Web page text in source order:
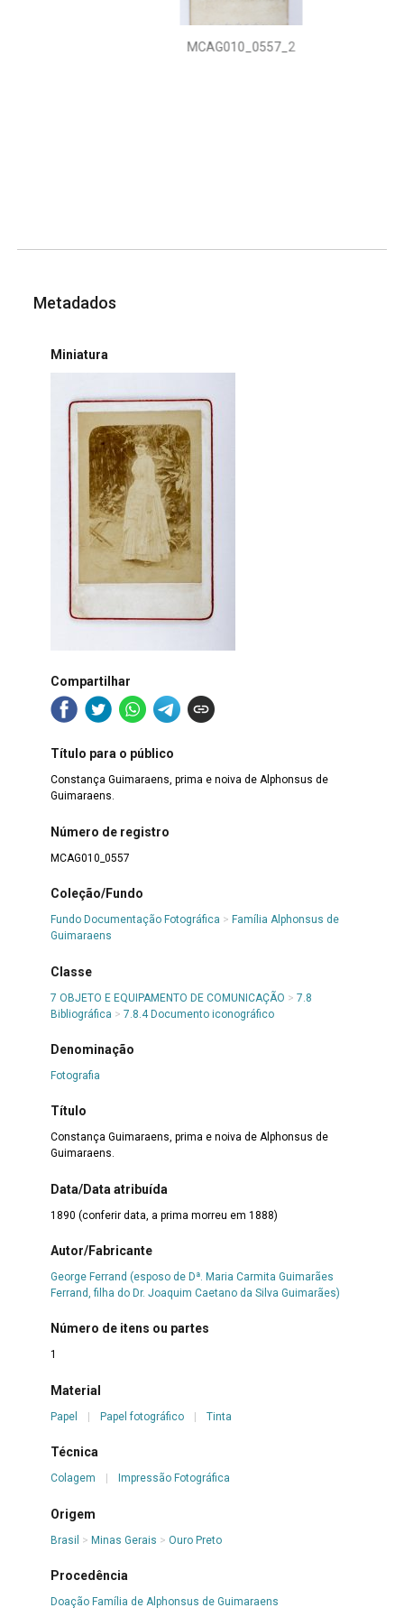
MCAG010_0557_2
Metadados
Miniatura
Compartilhar
Título para o público
Constança Guimaraens, prima e noiva de Alphonsus de
Guimaraens.
Número de registro
MCAG010_0557
Coleção/Fundo
Fundo Documentação Fotográfica > Família Alphonsus de
Guimaraens
Classe
7 OBJETO E EQUIPAMENTO DE COMUNICAÇÃO > 7.8
Bibliográfica > 7.8.4 Documento iconográfico
Denominação
Fotografia
Título
Constança Guimaraens, prima e noiva de Alphonsus de
Guimaraens.
Data/Data atribuída
1890 (conferir data, a prima morreu em 1888)
Autor/Fabricante
George Ferrand (esposo de Dª. Maria Carmita Guimarães
Ferrand, filha do Dr. Joaquim Caetano da Silva Guimarães)
Número de itens ou partes
1
Material
Papel | Papel fotográfico | Tinta
Técnica
Colagem Impressão Fotográfica
Origem
Brasil > Minas Gerais > Ouro Preto
Procedência
Doação Família de Alphonsus de Guimaraens